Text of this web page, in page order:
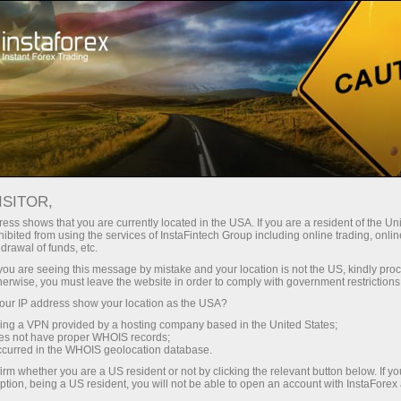
Para Inversionistas
Cómo convertirse en un usuario del sistema de las PAMM?
Cómo convertirse en
un usuario del sistema
de las PAMM?
Operadores, ¡sus inversionistas ya lo están
buscando en el monitoreo de cuentas PAMM!
Inversionistas, ¡miles y cientos de operadores
shows that you are currently located in the USA. If you are a resident of the
from using the services of InstaFintech Group including online trading,
of funds, etc.
are seeing this message by mistake and your location is not the US, kindly
you must leave the website in order to comply with government
IP address show your location as the USA?
a VPN provided by a hosting company based in the United States;
not have proper WHOIS records;
in the WHOIS geolocation database.
whether you are a US resident or not by clicking the relevant button below. If
being a US resident, you will not be able to open an account with InstaForex